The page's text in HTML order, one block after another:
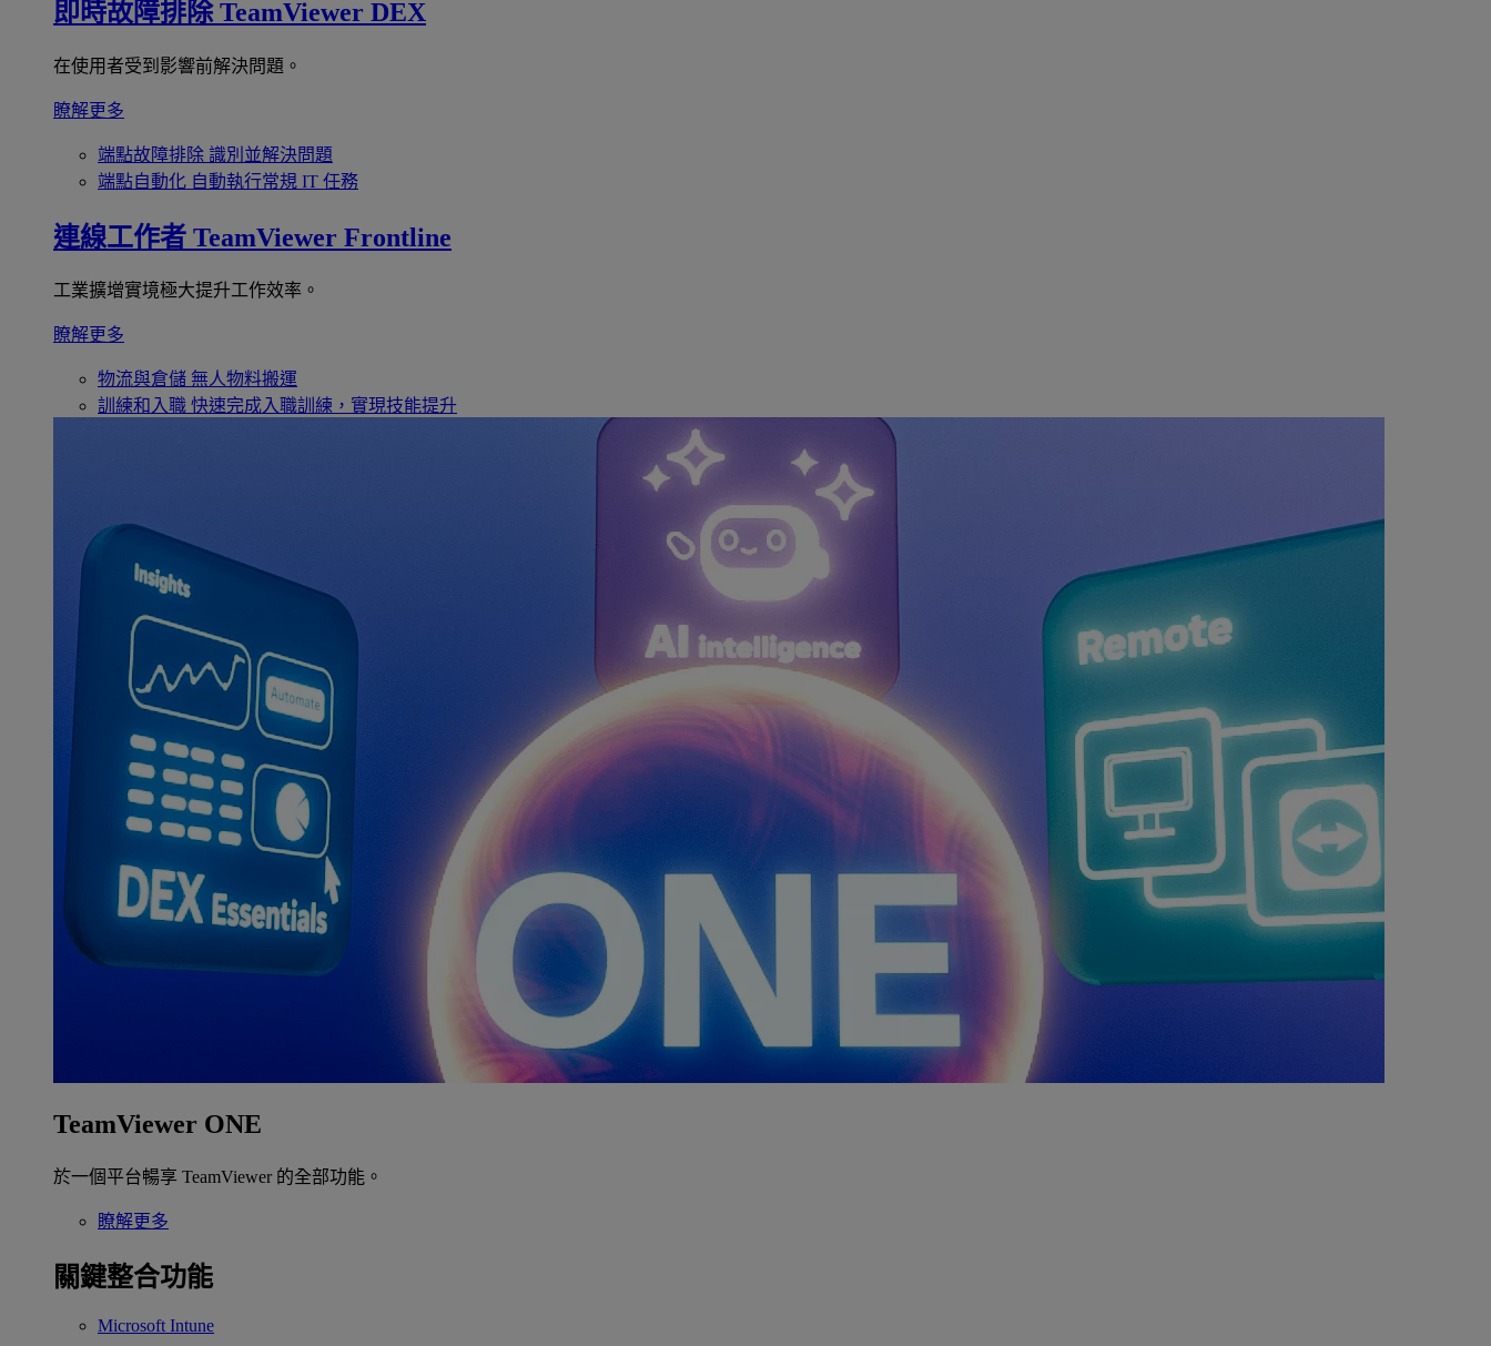
即時故障排除 TeamViewer DEX
在使用者受到影響前解決問題。
瞭解更多
端點故障排除 識別並解決問題
端點自動化 自動執行常規 IT 任務
連線工作者 TeamViewer Frontline
工業擴增實境極大提升工作效率。
瞭解更多
物流與倉儲 無人物料搬運
訓練和入職 快速完成入職訓練，實現技能提升
TeamViewer ONE
於一個平台暢享 TeamViewer 的全部功能。
瞭解更多
關鍵整合功能
Microsoft Intune